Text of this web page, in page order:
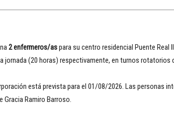
2 enfermeros/aspara su centro residencial Puente Real
jornada (20 horas) respectivamente, en turnos rotatorios
está prevista para el 01/08/2026. Las personas
Ramiro Barroso.